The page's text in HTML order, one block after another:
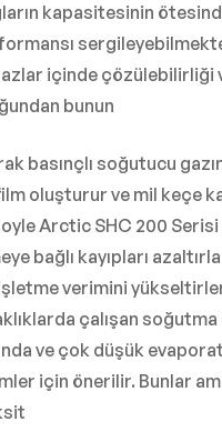
kapasitesinin
içinde çözülebilirliği
bunun
basınçlı soğutucu
oluşturur ve mil keçe
Arctic SHC 200
bağlı kayıpları
verimini
çalışan
ve çok düşük
için önerilir. Bunlar